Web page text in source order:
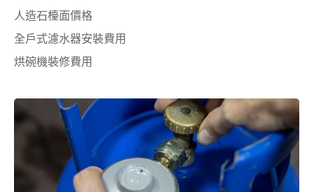
人造石檯面價格
全戶式濾水器安裝費用
烘碗機裝修費用